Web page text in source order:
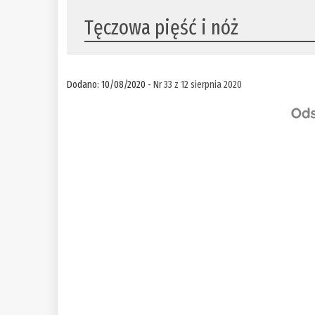
Tęczowa pięść i nóż
Dodano: 10/08/2020 -Nr 33 z 12 sierpnia 2020